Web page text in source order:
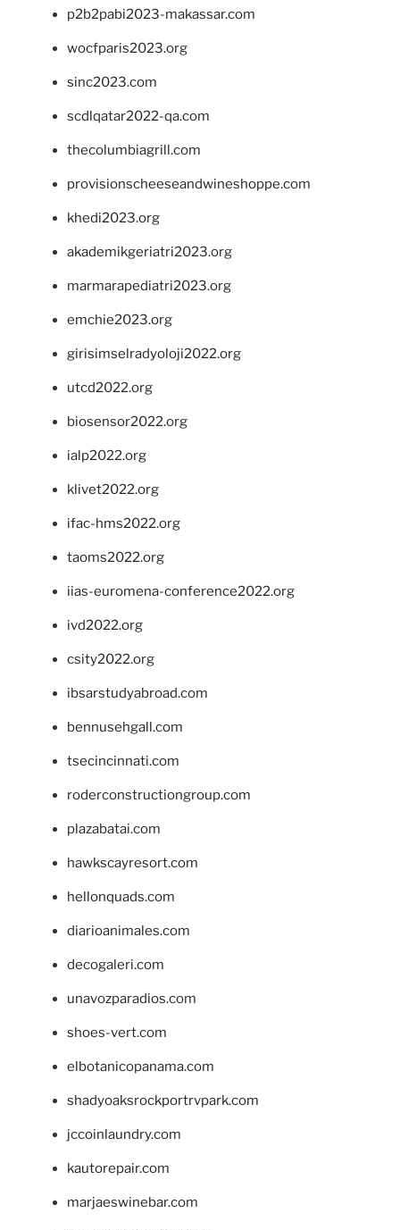
p2b2pabi2023-makassar.com
wocfparis2023.org
sinc2023.com
scdlqatar2022-qa.com
thecolumbiagrill.com
provisionscheeseandwineshoppe.com
khedi2023.org
akademikgeriatri2023.org
marmarapediatri2023.org
emchie2023.org
girisimselradyoloji2022.org
utcd2022.org
biosensor2022.org
ialp2022.org
klivet2022.org
ifac-hms2022.org
taoms2022.org
iias-euromena-conference2022.org
ivd2022.org
csity2022.org
ibsarstudyabroad.com
bennusehgall.com
tsecincinnati.com
roderconstructiongroup.com
plazabatai.com
hawkscayresort.com
hellonquads.com
diarioanimales.com
decogaleri.com
unavozparadios.com
shoes-vert.com
elbotanicopanama.com
shadyoaksrockportrvpark.com
jccoinlaundry.com
kautorepair.com
marjaeswinebar.com